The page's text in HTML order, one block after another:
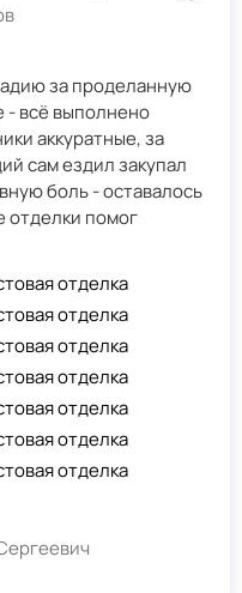
за проделанную
- всё выполнено
аккуратные, за
сам ездил закупал
боль - оставалось
отделки помог